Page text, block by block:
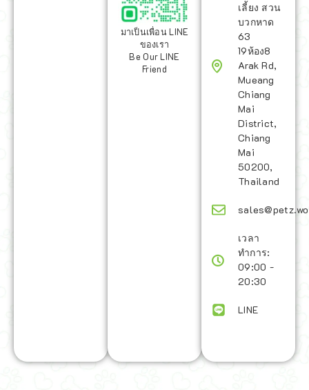
มาเป็นเพื่อน LINE
ของเรา
Be Our LINE
Friend
เลี้ยง สวน
บวกหาด
63
19ห้อง8
Arak Rd,
Mueang
Chiang
Mai
District,
Chiang
Mai
50200,
Thailand
เวลา
ทำการ:
09:00 -
20:30
LINE